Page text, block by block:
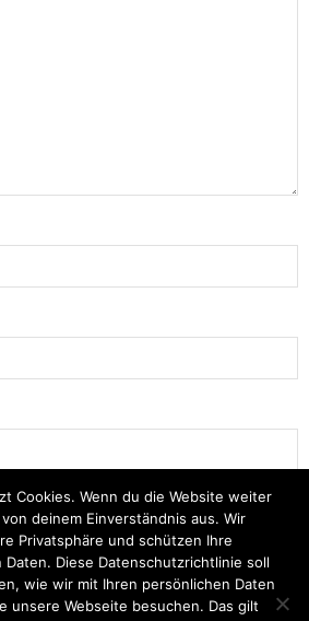
Website in diesem Browser für meinen
Cookies. Wenn du die Website weiter
deinem Einverständnis aus. Wir
Privatsphäre und schützen Ihre
Diese Datenschutzrichtlinie soll
wie wir mit Ihren persönlichen Daten
unsere Webseite besuchen. Das gilt